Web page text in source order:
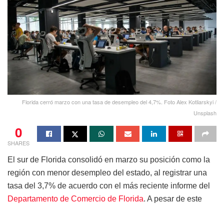
Florida cerró marzo con una tasa de desempleo del 4,7%. Foto Alex Kotliarskyi /
Unsplash
0
SHARES
El sur de Florida consolidó en marzo su posición como la
región con menor desempleo del estado, al registrar una
tasa del 3,7% de acuerdo con el más reciente informe del
Departamento de Comercio de Florida. A pesar de este